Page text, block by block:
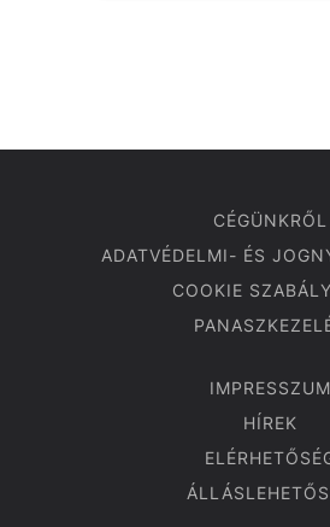
CÉGÜNKRŐL
ADATVÉDELMI- ÉS
COOKIE
IMPRESSZUM
HÍREK